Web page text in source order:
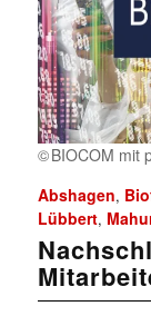
BIOCOM mit
Abshagen,
Lübbert,